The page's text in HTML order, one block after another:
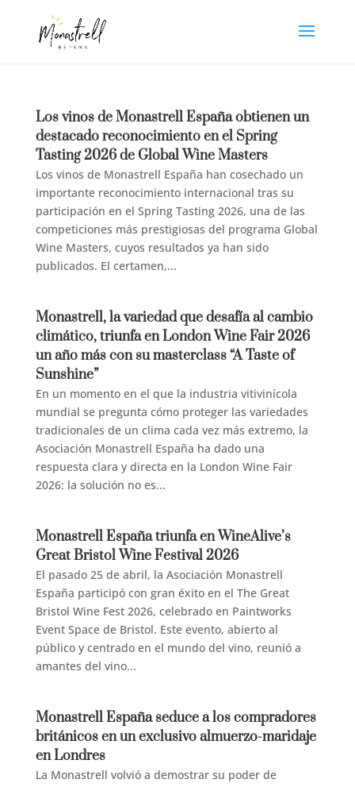
Los vinos de Monastrell España obtienen un
destacado reconocimiento en el Spring
Tasting 2026 de Global Wine Masters
Los vinos de Monastrell España han cosechado un
importante reconocimiento internacional tras su
participación en el Spring Tasting 2026, una de las
competiciones más prestigiosas del programa Global
Wine Masters, cuyos resultados ya han sido
publicados. El certamen,...
Monastrell, la variedad que desafía al cambio
climático, triunfa en London Wine Fair 2026
un año más con su masterclass “A Taste of
Sunshine”
En un momento en el que la industria vitivinícola
mundial se pregunta cómo proteger las variedades
tradicionales de un clima cada vez más extremo, la
Asociación Monastrell España ha dado una
respuesta clara y directa en la London Wine Fair
2026: la solución no es...
Monastrell España triunfa en WineAlive’s
Great Bristol Wine Festival 2026
El pasado 25 de abril, la Asociación Monastrell
España participó con gran éxito en el The Great
Bristol Wine Fest 2026, celebrado en Paintworks
Event Space de Bristol. Este evento, abierto al
público y centrado en el mundo del vino, reunió a
amantes del vino...
Monastrell España seduce a los compradores
británicos en un exclusivo almuerzo-maridaje
en Londres
La Monastrell volvió a demostrar su poder de